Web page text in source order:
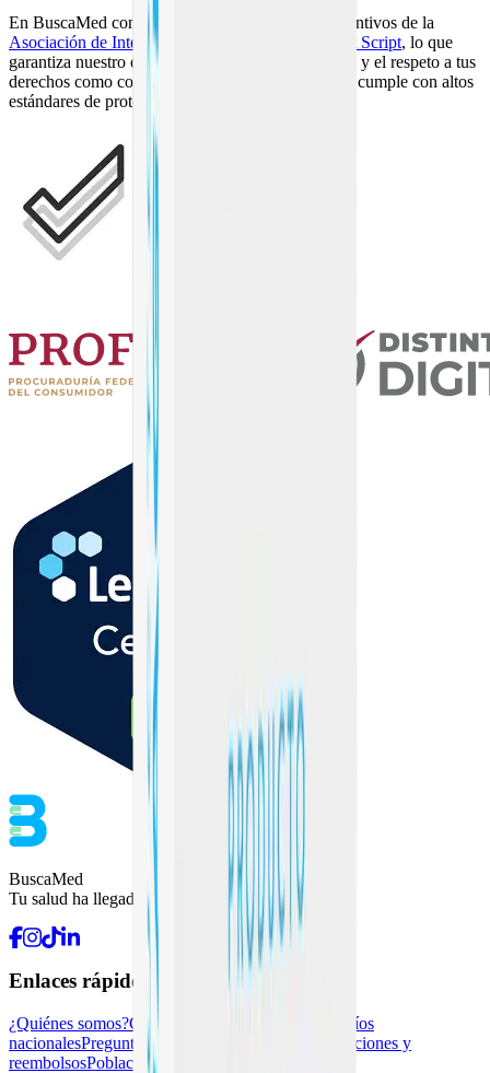
En BuscaMed contamos con certificaciones y distintivos de la
Asociación de Internet MX
Legit Script, lo que
garantiza nuestro compromiso con la transparencia y el respeto a tus
derechos como consumidor. Además, nuestro sitio cumple con altos
estándares de protección de datos.
BuscaMed
Tu salud ha llegado.
Enlaces rápidos
¿Quiénes somos?Contacto
Envíos
nacionalesPreguntas frecuentes
Devoluciones y
reembolsosPoblación vulnerable